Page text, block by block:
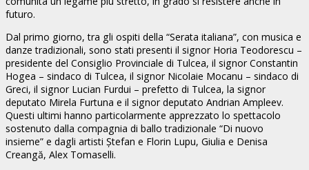
futuro.
Dal primo giorno, tra gli ospiti della “Serata italiana”, con musica e
danze tradizionali, sono stati presenti il signor Horia Teodorescu –
presidente del Consiglio Provinciale di Tulcea, il signor Constantin
Hogea – sindaco di Tulcea, il signor Nicolaie Mocanu – sindaco di
Greci, il signor Lucian Furdui – prefetto di Tulcea, la signor
deputato Mirela Furtuna e il signor deputato Andrian Ampleev.
Questi ultimi hanno particolarmente apprezzato lo spettacolo
sostenuto dalla compagnia di ballo tradizionale “Di nuovo
insieme” e dagli artisti Ștefan e Florin Lupu, Giulia e Denisa
Creangă, Alex Tomaselli.